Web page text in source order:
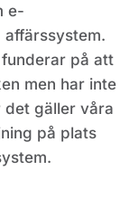
e-
affärssystem.
på att
men har inte
det gäller våra
på plats